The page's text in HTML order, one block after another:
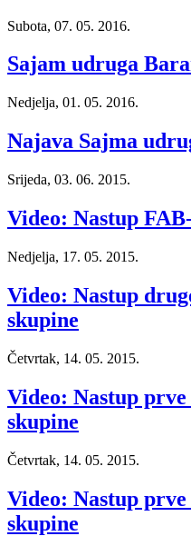
Subota, 07. 05. 2016.
Sajam udruga
Nedjelja, 01. 05. 2016.
Najava Sajma
Srijeda, 03. 06. 2015.
Video: Nastup
Nedjelja, 17. 05. 2015.
Video: Nastup
skupine
Četvrtak, 14. 05. 2015.
Video: Nastup
skupine
Četvrtak, 14. 05. 2015.
Video: Nastup
skupine